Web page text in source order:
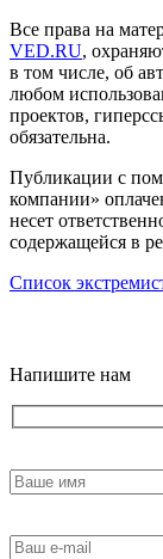
Все права на
VED.RU,
в том числе, об
любом
проектов,
обязательна.
Публикации с
компании»
несет
содержащейся в
Список
Напишите нам